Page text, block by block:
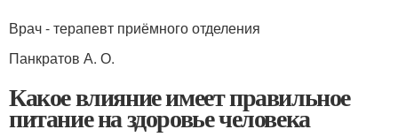
Врач - терапевт приёмного отделения
Панкратов А. О.
Какое влияние имеет правильное
питание на здоровье человека